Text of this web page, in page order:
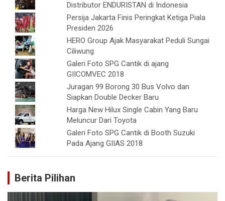
Distributor ENDURISTAN di Indonesia
Persija Jakarta Finis Peringkat Ketiga Piala
Presiden 2026
HERO Group Ajak Masyarakat Peduli Sungai
Ciliwung
Galeri Foto SPG Cantik di ajang
GIICOMVEC 2018
Juragan 99 Borong 30 Bus Volvo dan
Siapkan Double Decker Baru
Harga New Hilux Single Cabin Yang Baru
Meluncur Dari Toyota
Galeri Foto SPG Cantik di Booth Suzuki
Pada Ajang GIIAS 2018
Berita Pilihan